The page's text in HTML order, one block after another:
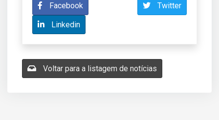
Facebook Twitter
Linkedin
Voltar para a listagem de notícias